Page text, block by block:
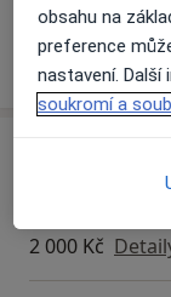
1. kompletní
2 000 Kč
obsahu na
preference
nastavení.
soukromí a